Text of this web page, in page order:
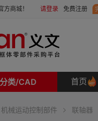
方商城！ 请登录 免费注册
类/CAD 首页
机械运动控制部件 联轴器